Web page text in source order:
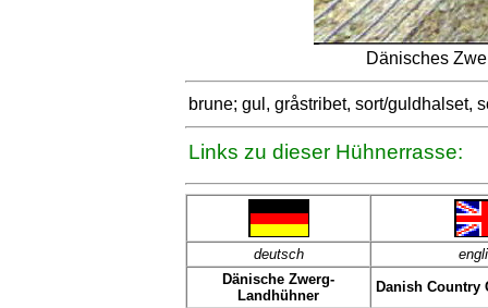
Dänisches
brune; gul, gråstribet, sort/guldhalset,
Links zu dieser Hühnerrasse:
deutsch
Dänische Zwerg-
Landhühner
Danish Country